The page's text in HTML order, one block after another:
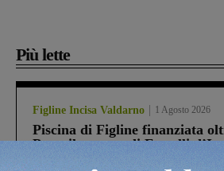
Più lette
Figline Incisa Valdarno 1 Agosto 2026
Piscina di Figline finanziata
Pnrr, il gruppo di Fratelli
ringraziamento al Governo”